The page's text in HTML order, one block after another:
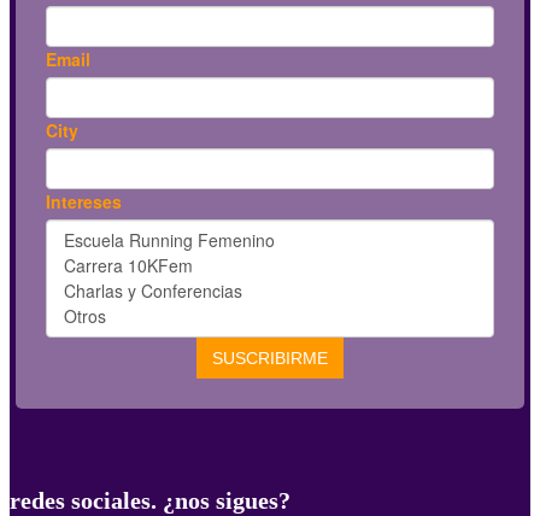
redes sociales. ¿nos sigues?